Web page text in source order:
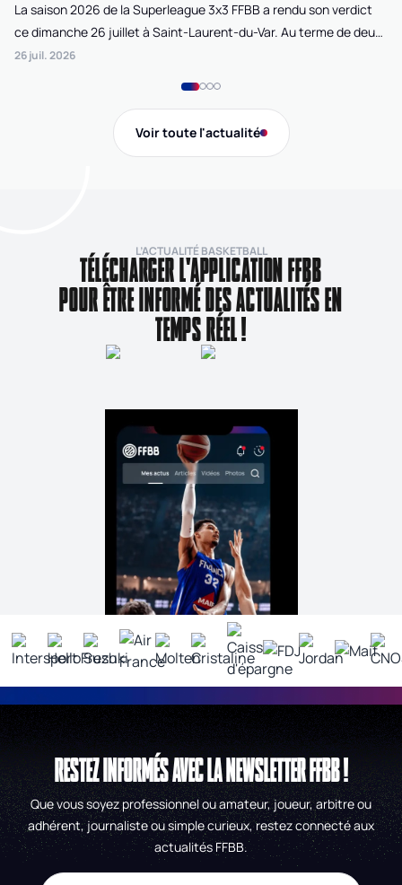
La saison 2026 de la Superleague 3x3 FFBB a rendu son verdict
ce dimanche 26 juillet à Saint-Laurent-du-Var. Au terme de deux
journées de compétition disputées sur la plage Cousteau, Lille
26 juil. 2026
Voir toute l'actualité
L’ACTUALITÉ BASKETBALL
TÉLÉCHARGER L'APPLICATION FFBB
POUR ÊTRE INFORMÉ DES ACTUALITÉS EN
TEMPS RÉEL !
RESTEZ INFORMÉS AVEC LA NEWSLETTER FFBB !
Que vous soyez professionnel ou amateur, joueur, arbitre ou
adhérent, journaliste ou simple curieux, restez connecté aux
actualités FFBB.